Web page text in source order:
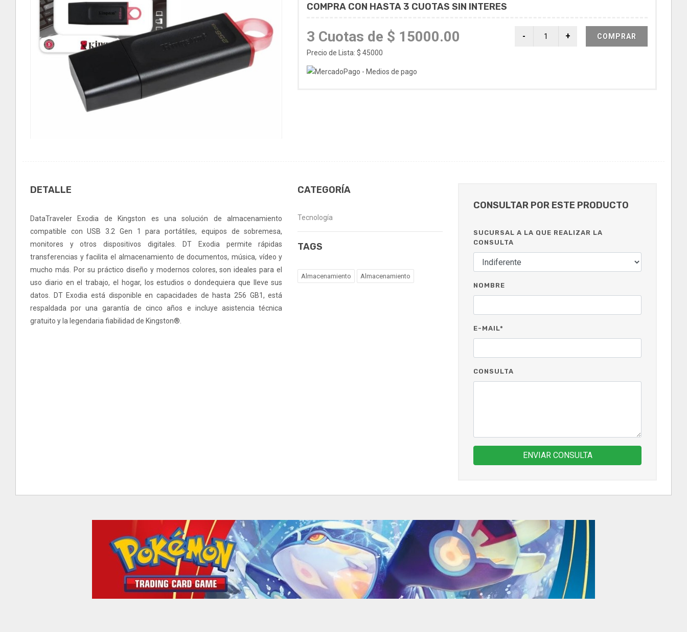
COMPRA CON HASTA 3 CUOTAS SIN INTERES
3 Cuotas de $ 15000.00
Precio de Lista: $ 45000
COMPRAR
DETALLE
DataTraveler Exodia de Kingston es una solución de almacenamiento
compatible con USB 3.2 Gen 1 para portátiles, equipos de sobremesa,
monitores y otros dispositivos digitales. DT Exodia permite rápidas
transferencias y facilita el almacenamiento de documentos, música, vídeo y
mucho más. Por su práctico diseño y modernos colores, son ideales para el
uso diario en el trabajo, el hogar, los estudios o dondequiera que lleve sus
datos. DT Exodia está disponible en capacidades de hasta 256 GB1, está
respaldada por una garantía de cinco años e incluye asistencia técnica
gratuito y la legendaria fiabilidad de Kingston®.
CATEGORÍA
Tecnología
TAGS
Almacenamiento Almacenamiento
CONSULTAR POR ESTE PRODUCTO
SUCURSAL A LA QUE REALIZAR LA
CONSULTA
NOMBRE
E-MAIL*
CONSULTA
ENVIAR CONSULTA